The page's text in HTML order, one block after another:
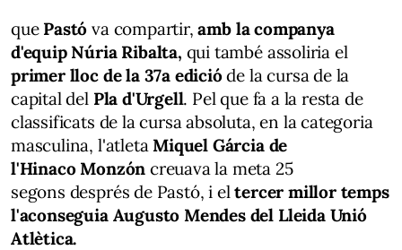
quePastó va compartir,amb la companya
d'equip Núria Ribalta, qui també assoliria el
primer lloc de la 37a edicióde la cursa de la
capital del Pla d'Urgell. Pel que fa a la resta de
classificats de la cursa absoluta, en la categoria
masculina, l'atletaMiquel Gárcia de
l'Hinaco Monzón creuava la meta 25
segons després de Pastó, i eltercer millor temps
l'aconseguia Augusto Mendes del Lleida Unió
Atlètica.